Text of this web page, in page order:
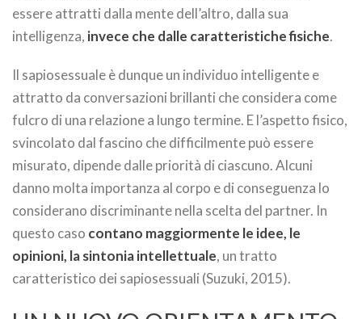
essere attratti dalla mente dell’altro, dalla sua
intelligenza, invece che dalle caratteristiche fisiche.
Il sapiosessuale è dunque un individuo intelligente e
attratto da conversazioni brillanti che considera come
fulcro di una relazione a lungo termine. E l’aspetto fisico,
svincolato dal fascino che difficilmente può essere
misurato, dipende dalle priorità di ciascuno. Alcuni
danno molta importanza al corpo e di conseguenza lo
considerano discriminante nella scelta del partner. In
questo caso contano maggiormente le idee, le
opinioni, la sintonia intellettuale, un tratto
caratteristico dei sapiosessuali (Suzuki, 2015).